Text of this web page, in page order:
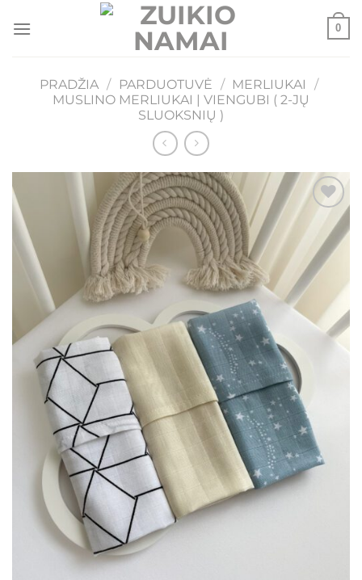
0
PRADŽIA / PARDUOTUVĖ / MERLIUKAI
/
MUSLINO MERLIUKAI | VIENGUBI ( 2-JŲ
SLUOKSNIŲ )
Mėgstamiausias